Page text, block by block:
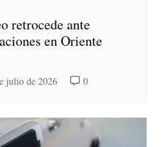
retrocede ante
en Oriente
julio de 2026 0